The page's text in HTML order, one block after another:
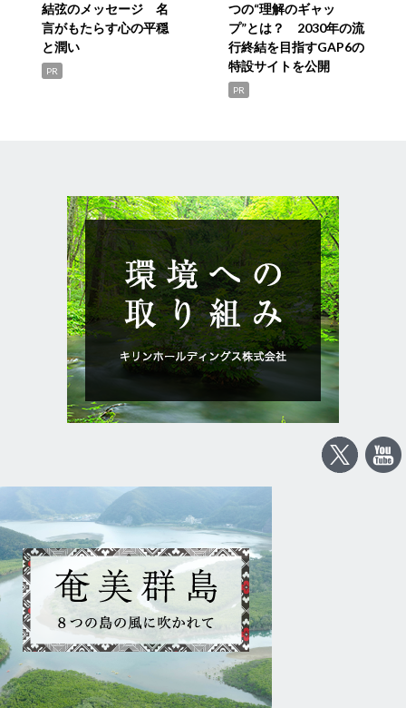
結弦のメッセージ 名
言がもたらす心の平穏
と潤い
PR
つの“理解のギャッ
プ”とは？ 2030年の流
行終結を目指すGAP6の
特設サイトを公開
PR